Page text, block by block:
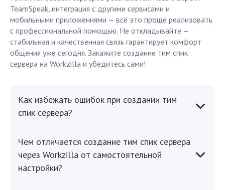
TeamSpeak, интеграция с другими сервисами и
мобильными приложениями — всё это проще реализовать
с профессиональной помощью. Не откладывайте —
стабильная и качественная связь гарантирует комфорт
общения уже сегодня. Закажите создание тим спик
сервера на Workzilla и убедитесь сами!
Как избежать ошибок при создании тим
спик сервера?
Чем отличается создание тим спик сервера
через Workzilla от самостоятельной
настройки?